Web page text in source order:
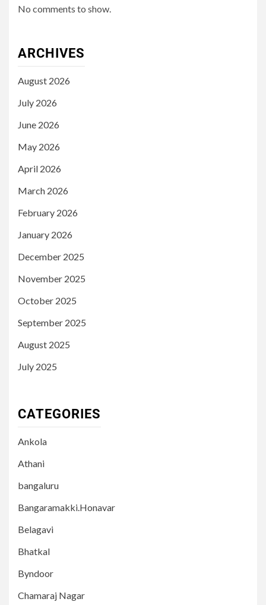
No comments to show.
ARCHIVES
August 2026
July 2026
June 2026
May 2026
April 2026
March 2026
February 2026
January 2026
December 2025
November 2025
October 2025
September 2025
August 2025
July 2025
CATEGORIES
Ankola
Athani
bangaluru
Bangaramakki.Honavar
Belagavi
Bhatkal
Byndoor
Chamaraj Nagar